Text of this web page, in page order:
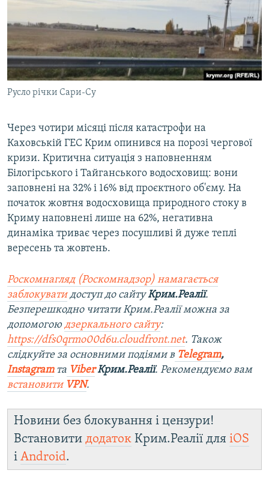
Русло річки Сари-Су
Через чотири місяці після катастрофи на
Каховській ГЕС Крим опинився на порозі чергової
кризи. Критична ситуація з наповненням
Білогірського і Тайганського водосховищ: вони
заповнені на 32% і 16% від проєктного об'єму. На
початок жовтня водосховища природного стоку в
Криму наповнені лише на 62%, негативна
динаміка триває через посушливі й дуже теплі
вересень та жовтень.
Роскомнагляд (Роскомнадзор) намагається
заблокуватидоступ до сайтуКрим.Реалії.
Безперешкодно читати Крим.Реалії можна за
допомогою дзеркального сайту:
https://dfs0qrmo00d6u.cloudfront.net. Також
слідкуйте за основними подіями в Telegram,
Instagramта ViberКрим.Реалії. Рекомендуємо вам
встановити VPN.
Новини без блокування і цензури!
Встановити додаток Крим.Реалії для iOS
і Android.